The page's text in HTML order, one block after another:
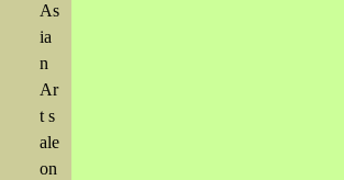
As
ia
n
Ar
t s
ale
on